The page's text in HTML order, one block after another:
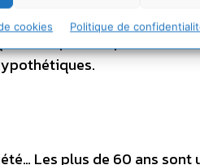
cookies Politique de
comme l’aviation montrent
à se préoccuper des
Les plus de 60 ans sont